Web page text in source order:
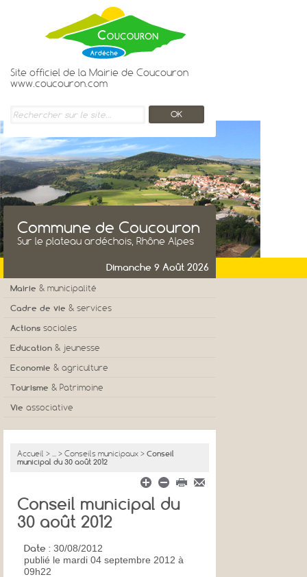
Commune de Coucouron
Sur le plateau ardéchois, Rhône Alpes
Dimanche 9 Août 2026
Mairie & municipalité
Cadre de vie & services
Actions sociales
Education & jeunesse
Economie & agriculture
Tourisme & Patrimoine
Vie associative
Accueil > ... > Conseils municipaux > Conseil
municipal du 30 août 2012
Conseil municipal du
30 août 2012
Date : 30/08/2012
publié le mardi 04 septembre 2012 à
09h22
Site officiel de la Mairie de Coucouron
www.coucouron.com